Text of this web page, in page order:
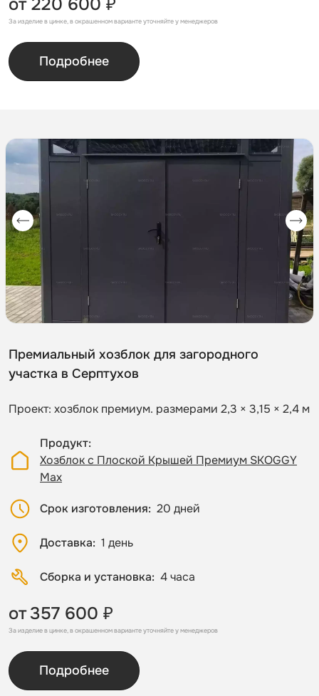
от 220 600 ₽
За изделие в цинке, в окрашенном варианте уточняйте у менеджеров
Подробнее
Премиальный хозблок для загородного
участка в Серптухов
Проект: хозблок премиум. размерами 2,3 × 3,15 × 2,4 м
Продукт
Хозблок с Плоской Крышей Премиум SKOGGY
Max
Срок изготовления 20 дней
Доставка 1 день
Сборка и установка 4 часа
от357 600 ₽
За изделие в цинке, в окрашенном варианте уточняйте у менеджеров
Подробнее